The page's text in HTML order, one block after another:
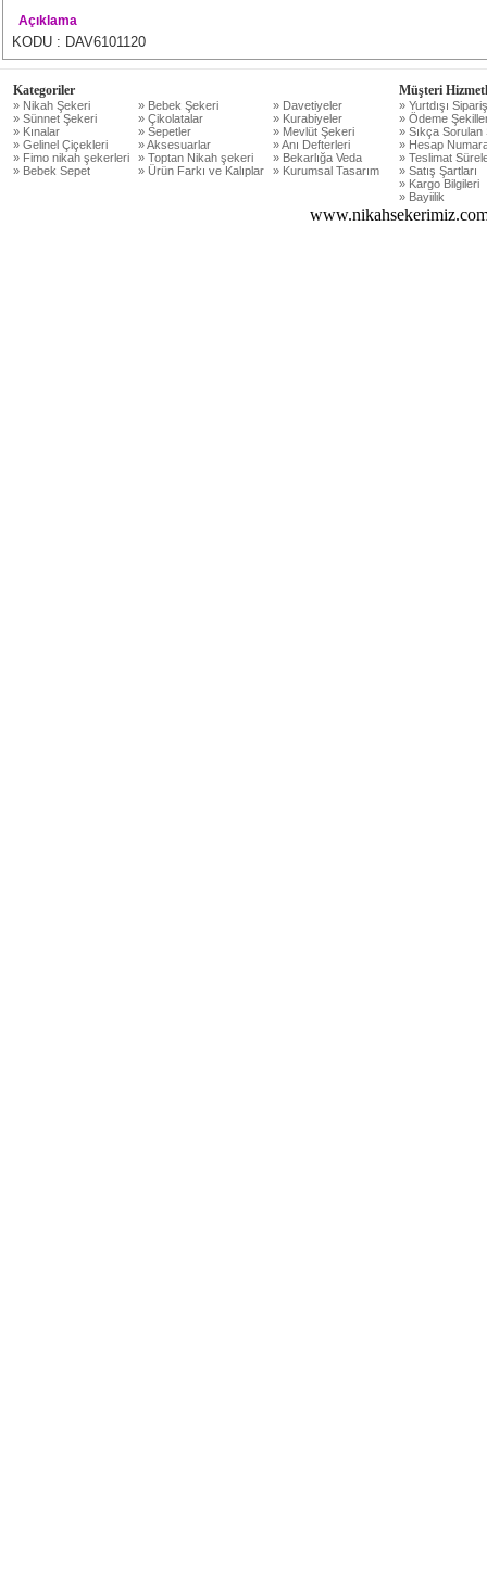
Açıklama
KODU : DAV6101120
Kategoriler
» Nikah Şekeri » Bebek Şekeri
» Davetiyeler
» Sünnet Şekeri
» Çikolatalar
» Kurabiyeler
» Kınalar
» Sepetler
» Mevlüt Şekeri
» Gelinel Çiçekleri
» Aksesuarlar
» Anı Defterleri
» Fimo nikah şekerleri
» Toptan Nikah şekeri
» Bekarlığa Veda
» Bebek Sepet
» Ürün Farkı ve Kalıplar » Kurumsal Tasarım
Müşteri
» Yurtdışı
» Ödeme
» Sıkça Sorulan
» Hesap
» Teslimat
» Satış Şartları
» Kargo Bilgileri
» Bayiilik